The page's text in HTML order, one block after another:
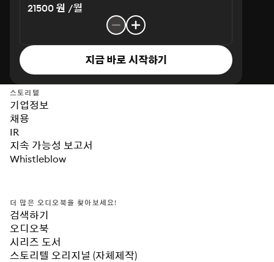
21500 원 /월
지금 바로 시작하기
스토리텔
기업정보
채용
IR
지속 가능성 보고서
Whistleblow
더 많은 오디오북을 찾아보세요!
검색하기
오디오북
시리즈 도서
스토리텔 오리지널 (자체제작)